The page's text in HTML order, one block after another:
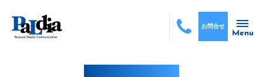
Menu
お問合せ